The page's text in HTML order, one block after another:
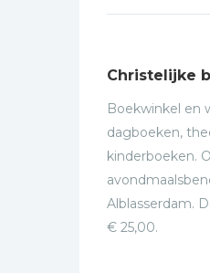
Christelijke
Boekwinkel en
dagboeken,
kinderboeken.
Alblasserdam.
€ 25,00.